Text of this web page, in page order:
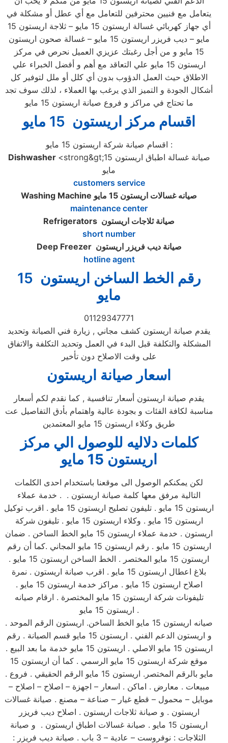
يتعامل مع فنيين محترفين للتعامل مع أي عطل أو مشكلة في
أي جهاز كهربائي غسالة اريستون 15 مايو – ثلاجة اريستون 15
مايو – ديب فريزر اريستون 15 مايو – غسالة صحون اريستون
15 مايو و من أجل رغبتك عزيزي العميل نحرص في مركز
اريستون 15 مايو علي التعاقد مع أهم و أفضل الخبراء علي
الاطلاق حيث العمل الدؤوب بدون أي كلل أو ملل لتوفير كل
أشكال الجودة و التميز الذي يرغب بها العملاء ، لذلك سوف تجد
ما تحتاج في مراكز و فروع صيانة اريستون 15 مايو
اقسام مركز اريستون 15 مايو
اقسام صيانة شركة اريستون 15 مايو :
Dishwasher <strong&gt;صيانة غسالة اطباق اريستون 15
مايو
customers service
Washing Machine
صيانه غسالات اريستون 15 مايو
maintenance center
Refrigerators صيانة ثلاجات اريستون
short number
Deep Freezer صيانة ديب فريزر اريستون
hotline agent
رقم الخط الساخن اريستون 15
مايو
01129347771
يقدم صيانة اريستون كشف مجاني , زيارة فني الصيانة وتحديد
المشكلة والتكلفة قبل البدء في العمل وتحديد التكلفة والاتفاق
على وقت الاصلاح دون تأخير
اسعار صيانة اريستون
يقدم صيانة اريستون أسعار تنافسية , كما نقدم لكم أسعار
مناسبة لكافة الفئات و بجودة عالية واهتمام بأدق التفاصيل عت
طريق وكلاء اريستون 15 مايو المعتمدين
كلمات دلاليه للوصول الي مركز
اريستون 15 مايو
لكن يمكنكم الوصول الى موقعنا باستخدام احدى الكلمات
التالية مرفق معها كلمة صيانة اريستون . . خدمة عملاء
اريستون 15 مايو . تليفون تصليح اريستون 15 مايو . اقرب توكيل
اريستون 15 مايو . وكلاء اريستون 15 مايو . تليفون شركة
اريستون . خدمة عملاء اريستون 15 مايو الخط الساخن . ضمان
اريستون 15 مايو . رقم اريستون 15 مايو المجاني .كما أن رقم
اريستون 15 مايو المختصر . الخط الساخن اريستون 15 مايو .
بلاغ اعطال اريستون 15 مايو . اقرب صيانة اريستون . نمرة
اصلاح اريستون 15 مايو . مراكز خدمة اريستون 15 مايو .
تليفونات شركة اريستون 15 مايو المختصرة . ارقام صيانه
اريستون 15 مايو .
صيانه اريستون 15 مايو الخط الساخن. اريستون الرقم الموحد .
و اريستون الدعم الفني . اريستون 15 مايو قسم الصيانة . رقم
اريستون 15 مايو الاصلي . اريستون 15 مايو خدمة ما بعد البيع .
موقع شركة اريستون 15 مايو الرسمي . كما أن اريستون 15
مايو بالرقم المختصر. اريستون 15 مايو الرقم الحقيقي . فروع .
مبيعات . معارض . اماكن . اسعار – اجهزة – اصلاح – اصلاح –
موبايل – محمول – قطع غيار – صناعة – مصنع . صيانة غسالات
اريستون . و صيانة ثلاجات اريستون . اصلاح ديب فريزر
اريستون 15 مايو . صيانة غسالات اطباق اريستون . و صيانة
الثلاجات : نوفروست – عادية – 3 باب . صيانة ديب فريزر :